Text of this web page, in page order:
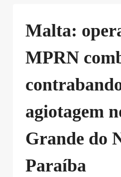
Malta:
MPRN
agiotagem
Grande do
Paraíba